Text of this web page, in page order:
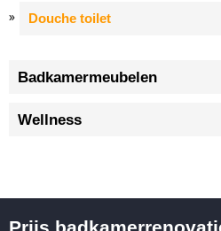
Douche toilet
Badkamermeubelen
Wellness